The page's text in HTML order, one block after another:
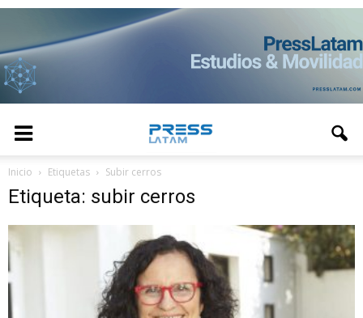
Inicio Etiquetas Subir cerros
Etiqueta: subir cerros